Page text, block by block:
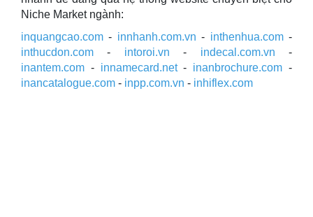
Niche Market ngành:
inquangcao.com - innhanh.com.vn - inthenhua.com-
inthucdon.com - intoroi.vn - indecal.com.vn -
inantem.com - innamecard.net- inanbrochure.com -
inancatalogue.com - inpp.com.vn - inhiflex.com